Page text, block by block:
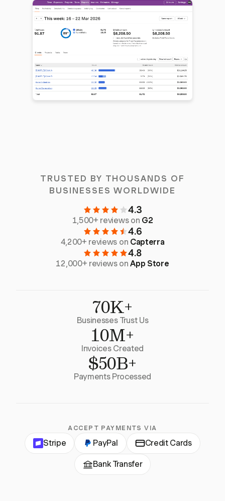
TRUSTED BY THOUSANDS OF
BUSINESSES WORLDWIDE
4.3
1,500+ reviews on G2
4.6
4,200+ reviews on Capterra
4.8
12,000+ reviews onApp Store
70K+
Businesses Trust Us
10M+
Invoices Created
$50B+
Payments Processed
ACCEPT PAYMENTS VIA
Stripe PayPal Credit Cards
Bank Transfer